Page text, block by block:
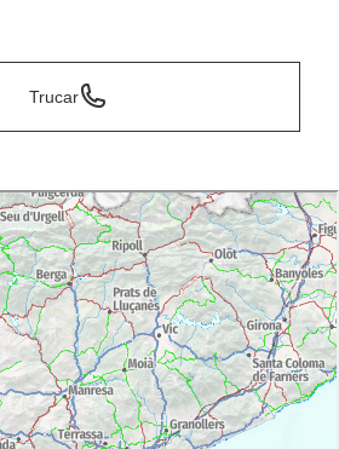
Trucar